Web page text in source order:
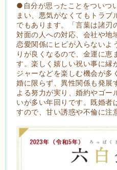
●自分が思ったことをついつ
まい、悪気がなくてもトラブ
でもあります。「言葉は諸刃
対面の人への対応、会社や地
恋愛関係にヒビが入らないよ
りが良くなるので、金運に恵
す。楽しく嬉しい祝い事に縁
ジャーなどを楽しむ機会が多
婚に限らず、異性関係も発展
よる努力が実り、婚約やゴー
いが多い年回りです。既婚者
すので、甘い誘惑や不倫に注